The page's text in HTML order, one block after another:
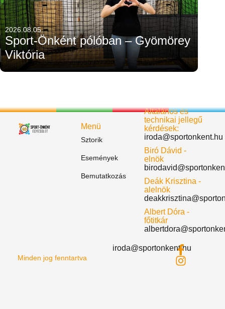
2026.08.05.
Sport-Önként pólóban – Gyömörey
Viktória
Menü
Sztorik
Események
Bemutatkozás
Általános és
technikai jellegű
kérdések:
iroda@sportonkent.hu
Biró Dávid -
elnök
Deák Krisztina -
alelnök
Albert Dóra -
főtitkár
Minden jog fenntartva
iroda@sportonkent.hu